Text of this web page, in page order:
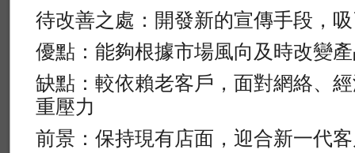
待改善之處：開發新的宣傳手段，
優點：能夠根據市場風向及時改變
缺點：較依賴老客戶，面對網絡、
重壓力
前景：保持現有店面，迎合新一代